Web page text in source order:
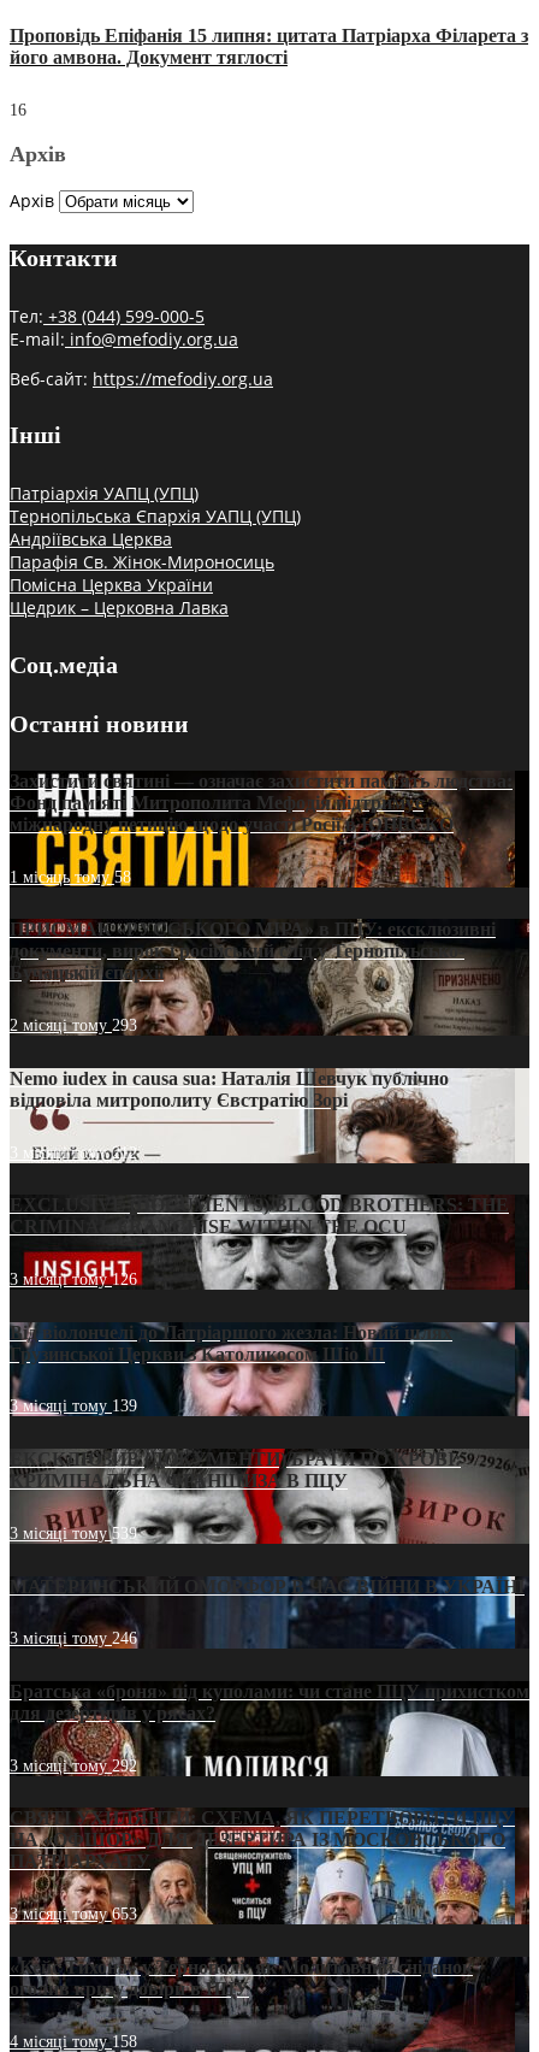
Проповідь Епіфанія 15 липня: цитата Патріарха Філарета з
його амвона. Документ тяглості
16
Архів
Архів
Контакти
Тел: +38 (044) 599-000-5
E-mail: info@mefodiy.org.ua
Веб-сайт: https://mefodiy.org.ua
Інші
Патріархія УАПЦ (УПЦ)
Тернопільська Єпархія УАПЦ (УПЦ)
Андріївська Церква
Парафія Св. Жінок-Мироносиць
Помісна Церква України
Щедрик – Церковна Лавка
Соц.медіа
Останні новини
Захистити святині — означає захистити пам’ять людства:
Фонд пам’яті Митрополита Мефодія підтримує
міжнародну петицію щодо участі Росії в ЮНЕСКО
1 місяць тому58
ПРИСМАК «РУССЬКОГО МІРА» в ПЦУ: ексклюзивні
документи, вирок і російський слід у Тернопільсько-
Бучацькій єпархії
2 місяці тому 293
Nemo iudex in causa sua: Наталія Шевчук публічно
відповіла митрополиту Євстратію Зорі
3 місяці тому212
EXCLUSIVE (DOCUMENTS)/BLOOD BROTHERS: THE
CRIMINAL FRANCHISE WITHIN THE OCU
3 місяці тому126
Від віолончелі до Патріаршого жезла: Новий шлях
Грузинської Церкви з Католикосом Шіо III
3 місяці тому 139
ЕКСКЛЮЗИВ (ДОКУМЕНТИ)/БРАТИ ПО КРОВІ:
КРИМІНАЛЬНА ФРАНШИЗА В ПЦУ
3 місяці тому539
МАТЕРИНСЬКИЙ ОМОРФОР В ЧАС ВІЙНИ В УКРАЇНІ
3 місяці тому246
Братська «броня» під куполами: чи стане ПЦУ прихистком
для дезертирів у рясах?
3 місяці тому292
СВЯТІ УХИЛЯНТИ: СХЕМА, ЯК ПЕРЕТВОРИТИ ПЦУ
НА «ОФШОР» ДЛЯ ДЕЗЕРТИРА ІЗ МОСКОВСЬКОГО
ПАТРІАРХАТУ
3 місяці тому653
«Кейс Тихона» у Тернополі: як Молитовний сніданок
оголив кризу довіри в ПЦУ
4 місяці тому158